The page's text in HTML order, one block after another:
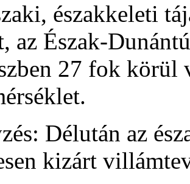
északkeleti
az Észak-
27 fok körül
Délután az
kizárt